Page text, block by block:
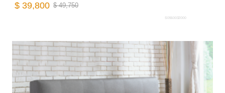
$ 39,800 $ 49,750
S0560032000